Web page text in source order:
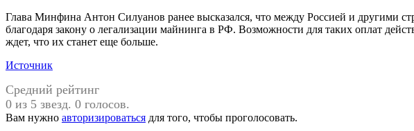
Глава Минфина Антон Силуанов ранее высказался, что между Россией и другими
благодаря закону о легализации майнинга в РФ. Возможности для таких оплат
ждет, что их станет еще больше.
Источник
Средний рейтинг
0 из 5 звезд. 0 голосов.
Вам нужно авторизироваться для того, чтобы проголосовать.